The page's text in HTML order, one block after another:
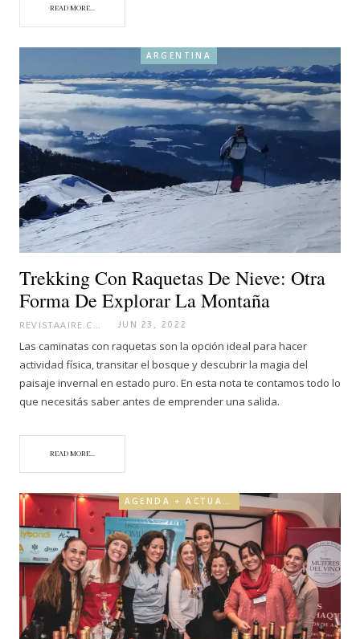
READ MORE...
ARGENTINA
Trekking Con Raquetas De Nieve: Otra
Forma De Explorar La Montaña
JUN 23, 2022
Las caminatas con raquetas son la opción ideal para hacer
actividad física, transitar el bosque y descubrir la magia del
paisaje invernal en estado puro. En esta nota te contamos todo lo
que necesitás saber antes de emprender una salida.
READ MORE...
AGENDA + ACTUALIDAD